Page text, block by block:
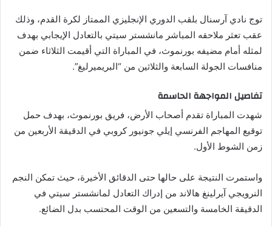
و
ن
ي
توج نادي آرسنال بلقب الدوري الإنجليزي الممتاز لكرة القدم، وذلك
عقب تعثر ملاحقه المباشر مانشستر سيتي بالتعادل الإيجابي بهدف
لمثله أمام مضيفه بورنموث، في المباراة التي أقيمت الثلاثاء ضمن
منافسات الجولة السابعة والثلاثين من “البريميرليغ”.
تفاصيل المواجهة الحاسمة
شهدت المباراة تقدم أصحاب الأرض، فريق بورنموث، بهدف حمل
توقيع المهاجم الفرنسي إيلي جونيور كروبي في الدقيقة الأربعين من
زمن الشوط الأول.
واستمرت النتيجة على حالها حتى الدقائق الأخيرة، حيث تمكن النجم
النرويجي آيرلينغ هالاند من إدراك التعادل لمانشستر سيتي في
الدقيقة الخامسة والتسعين من الوقت المحتسب بدل الضائع.